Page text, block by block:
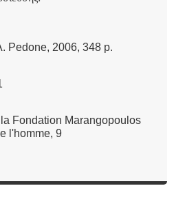
Pedone, 2006, 348 p.
Fondation Marangopoulos
l'homme, 9